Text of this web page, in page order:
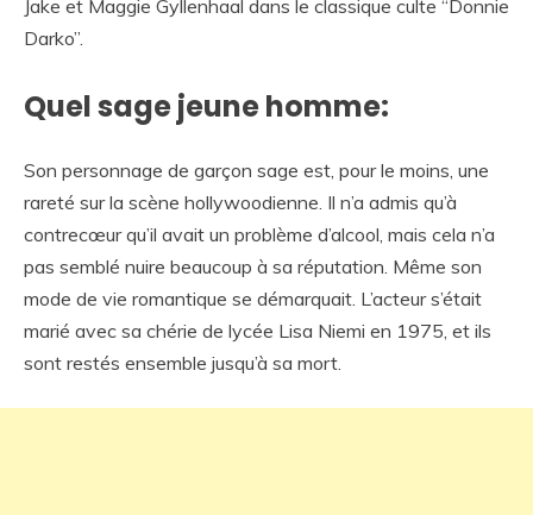
Jake et Maggie Gyllenhaal dans le classique culte “Donnie
Darko”.
Quel sage jeune homme:
Son personnage de garçon sage est, pour le moins, une
rareté sur la scène hollywoodienne. Il n’a admis qu’à
contrecœur qu’il avait un problème d’alcool, mais cela n’a
pas semblé nuire beaucoup à sa réputation. Même son
mode de vie romantique se démarquait. L’acteur s’était
marié avec sa chérie de lycée Lisa Niemi en 1975, et ils
sont restés ensemble jusqu’à sa mort.